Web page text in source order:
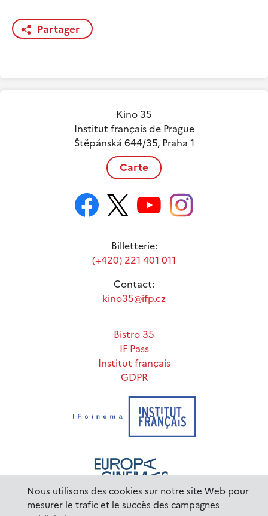
Nous utilisons des cookies sur notre site Web pour
mesurer le trafic et le succès des campagnes
Partager
Kino 35
Institut français de Prague
Štěpánská 644/35, Praha 1
Carte
Billetterie:
(+420) 221 401 011
Contact:
kino35@ifp.cz
Bistro 35
IF Pass
Institut français
GDPR